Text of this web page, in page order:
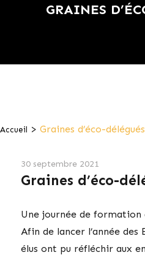
GRAINES
Accueil > Graines d’éco-délégués
30 septembre 2021
Graines d’éco-
Une journée de formation
Afin de lancer l’année des
élus ont pu réfléchir aux